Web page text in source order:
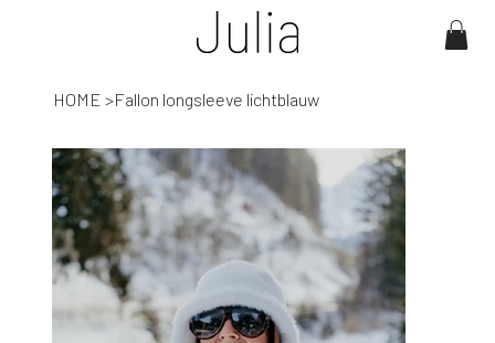
HOME >Fallon longsleeve lichtblauw